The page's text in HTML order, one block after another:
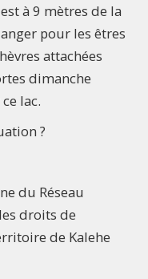
à 9 mètres de la
pour les êtres
attachées
dimanche
lac.
?
du Réseau
droits de
de Kalehe